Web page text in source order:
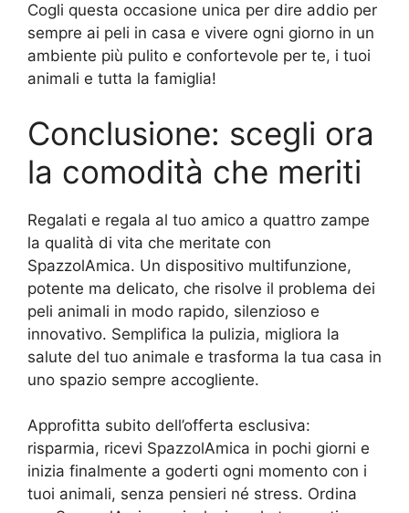
Cogli questa occasione unica per dire addio per
sempre ai peli in casa e vivere ogni giorno in un
ambiente più pulito e confortevole per te, i tuoi
animali e tutta la famiglia!
Conclusione: scegli ora
la comodità che meriti
Regalati e regala al tuo amico a quattro zampe
la qualità di vita che meritate con
SpazzolAmica. Un dispositivo multifunzione,
potente ma delicato, che risolve il problema dei
peli animali in modo rapido, silenzioso e
innovativo. Semplifica la pulizia, migliora la
salute del tuo animale e trasforma la tua casa in
uno spazio sempre accogliente.
Approfitta subito dell’offerta esclusiva:
risparmia, ricevi SpazzolAmica in pochi giorni e
inizia finalmente a goderti ogni momento con i
tuoi animali, senza pensieri né stress. Ordina